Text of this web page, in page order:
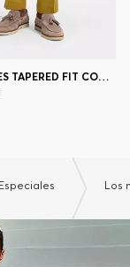
PANTALONES TAPERED FIT CON CORDÓN EN LA CINTURA
Especiales Los